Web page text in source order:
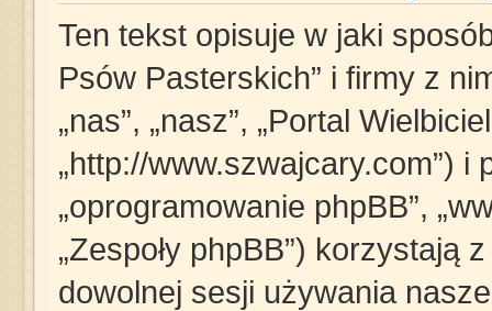
Ten tekst opisuje w jaki
Psów Pasterskich” i firmy z
„nas”, „nasz”, „Portal
„http://www.szwajcary.com”) i
„oprogramowanie phpBB”,
„Zespoły phpBB”) korzystają
dowolnej sesji używania